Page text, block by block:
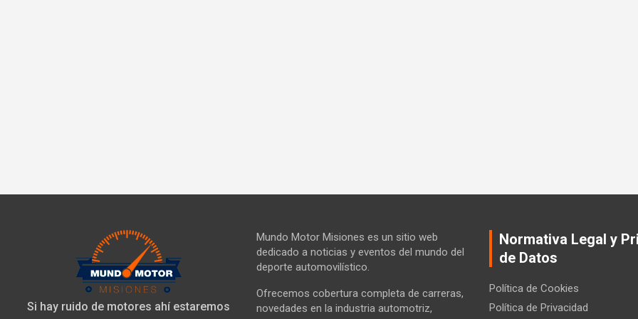
Si hay ruido de motores ahí estaremos
Mundo Motor Misiones es un sitio web
dedicado a noticias y eventos del mundo del
deporte automovilístico.
Ofrecemos cobertura completa de carreras,
novedades en la industria automotriz,
Normativa Legal y
de Datos
Política de Cookies
Política de Privacidad